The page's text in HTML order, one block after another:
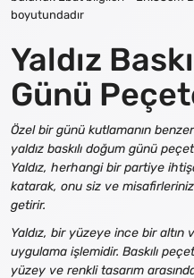
boyutundadır
Yaldız
Günü
Özel bir günü kutlamanın
yaldız baskılı doğum günü
Yaldız, herhangi bir partiye
katarak, onu siz ve
getirir.
Yaldız, bir yüzeye ince bir altın
uygulama işlemidir. Baskılı
yüzey ve renkli tasarım